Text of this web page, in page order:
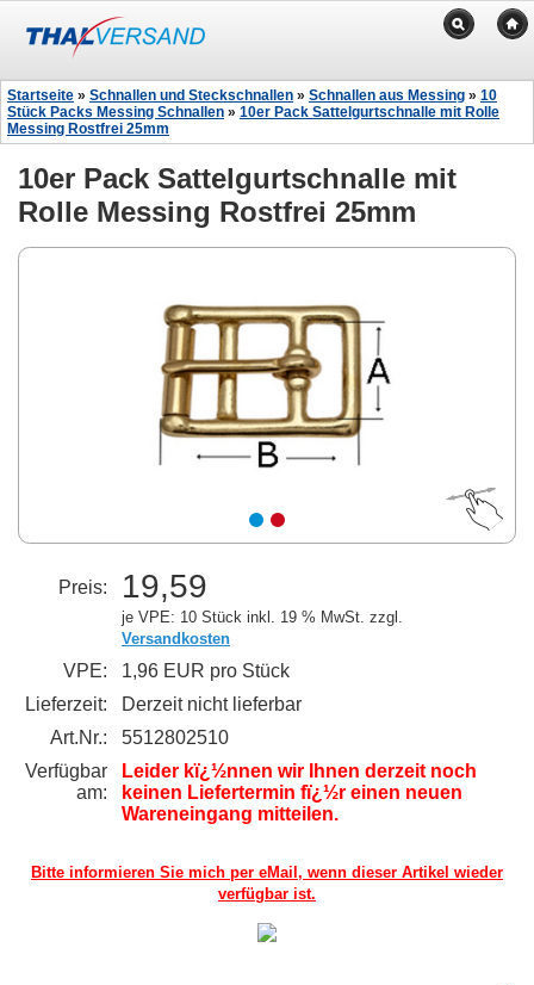
Startseite » Schnallen und Steckschnallen » Schnallen aus Messing » 10
Stück Packs Messing Schnallen » 10er Pack Sattelgurtschnalle mit Rolle
Messing Rostfrei 25mm
10er Pack Sattelgurtschnalle mit
Rolle Messing Rostfrei 25mm
Preis: 19,59
je VPE: 10 Stück inkl. 19 % MwSt. zzgl.
Versandkosten
VPE:
1,96 EUR pro Stück
Lieferzeit:
Derzeit nicht lieferbar
Art.Nr.:
5512802510
Verfügbar
am:
Leider kï¿½nnen wir Ihnen derzeit noch
keinen Liefertermin fï¿½r einen neuen
Wareneingang mitteilen.
Bitte informieren Sie mich per eMail, wenn dieser Artikel wieder
verfügbar ist.